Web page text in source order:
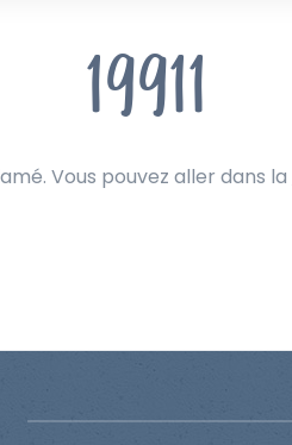
19911
Vous pouvez aller dans la